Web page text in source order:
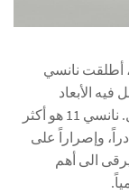
أطلقت نانسي
الأبعاد
الموسيقية، البصرية، والتعبيرية في تناغم مذهل. نانسي 11 هو أكثر
وإصراراً على
الى أهم